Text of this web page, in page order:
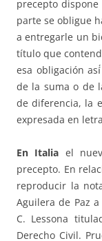
precepto
parte se obligue
a entregarle un
título que
esa obligación
de la suma o de
de diferencia, la
expresada en
En Italia el
precepto. En
reproducir la
Aguilera de Paz
C. Lessona
Derecho Civil.